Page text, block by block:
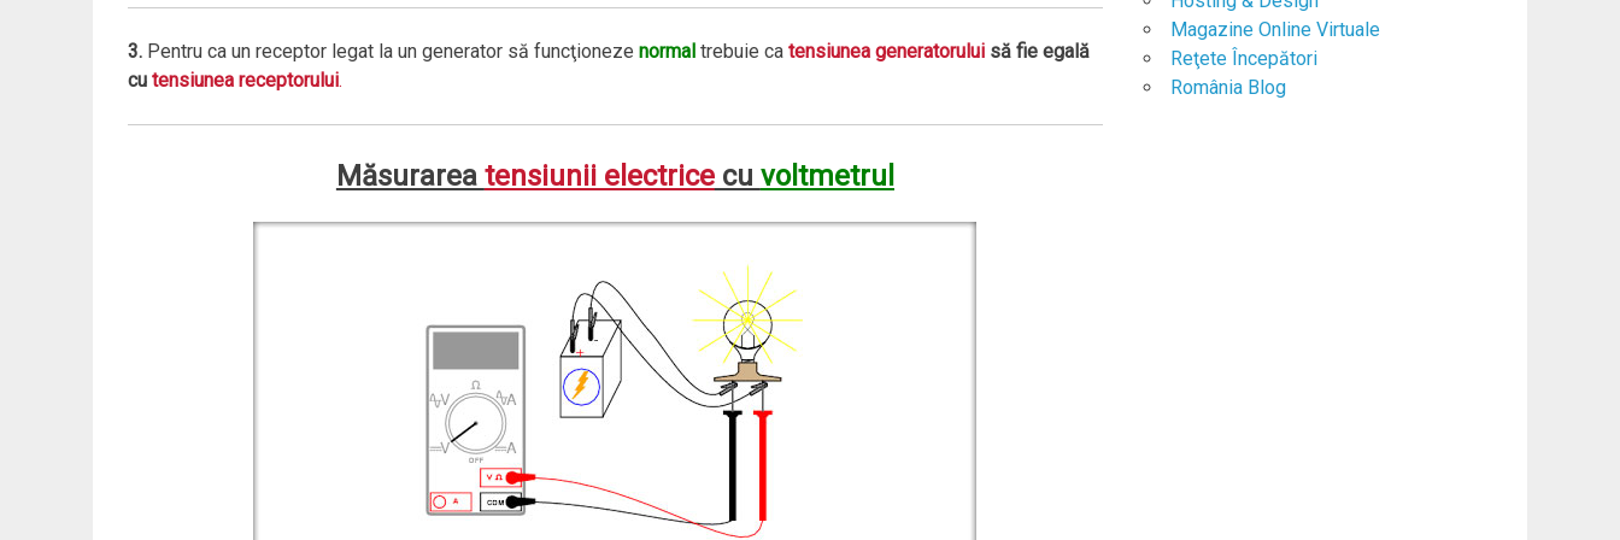
3.Pentru ca un receptor legat la un generator să funcţioneze normal trebuie ca tensiunea generatorului să fie egală
cu tensiunea receptorului.
Măsurarea tensiunii electricecu voltmetrul
Magazine Online Virtuale
Reţete Începători
România Blog